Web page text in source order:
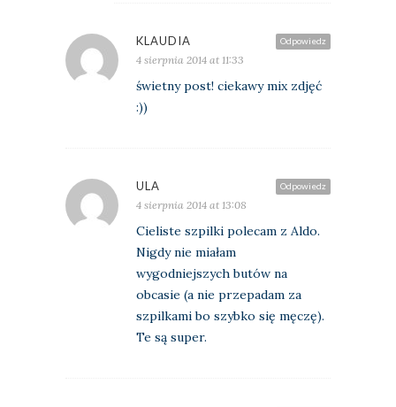
Odpowiedz
KLAUDIA
4 sierpnia 2014 at 11:33
świetny post! ciekawy mix zdjęć
:))
Odpowiedz
ULA
4 sierpnia 2014 at 13:08
Cieliste szpilki polecam z Aldo.
Nigdy nie miałam
wygodniejszych butów na
obcasie (a nie przepadam za
szpilkami bo szybko się męczę).
Te są super.